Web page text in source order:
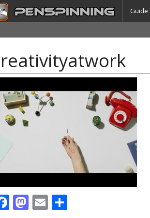
Guide
Facebook
Mastodon
Email